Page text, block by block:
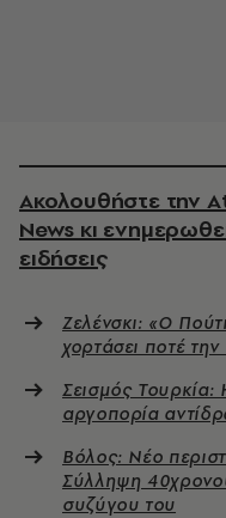
Ακολουθήστε την
News κι
ειδήσεις
Ζελένσκι: «Ο
χορτάσει ποτέ την
Σεισμός Τουρκία:
αργοπορία
Βόλος: Νέο
Σύλληψη
συζύγου του